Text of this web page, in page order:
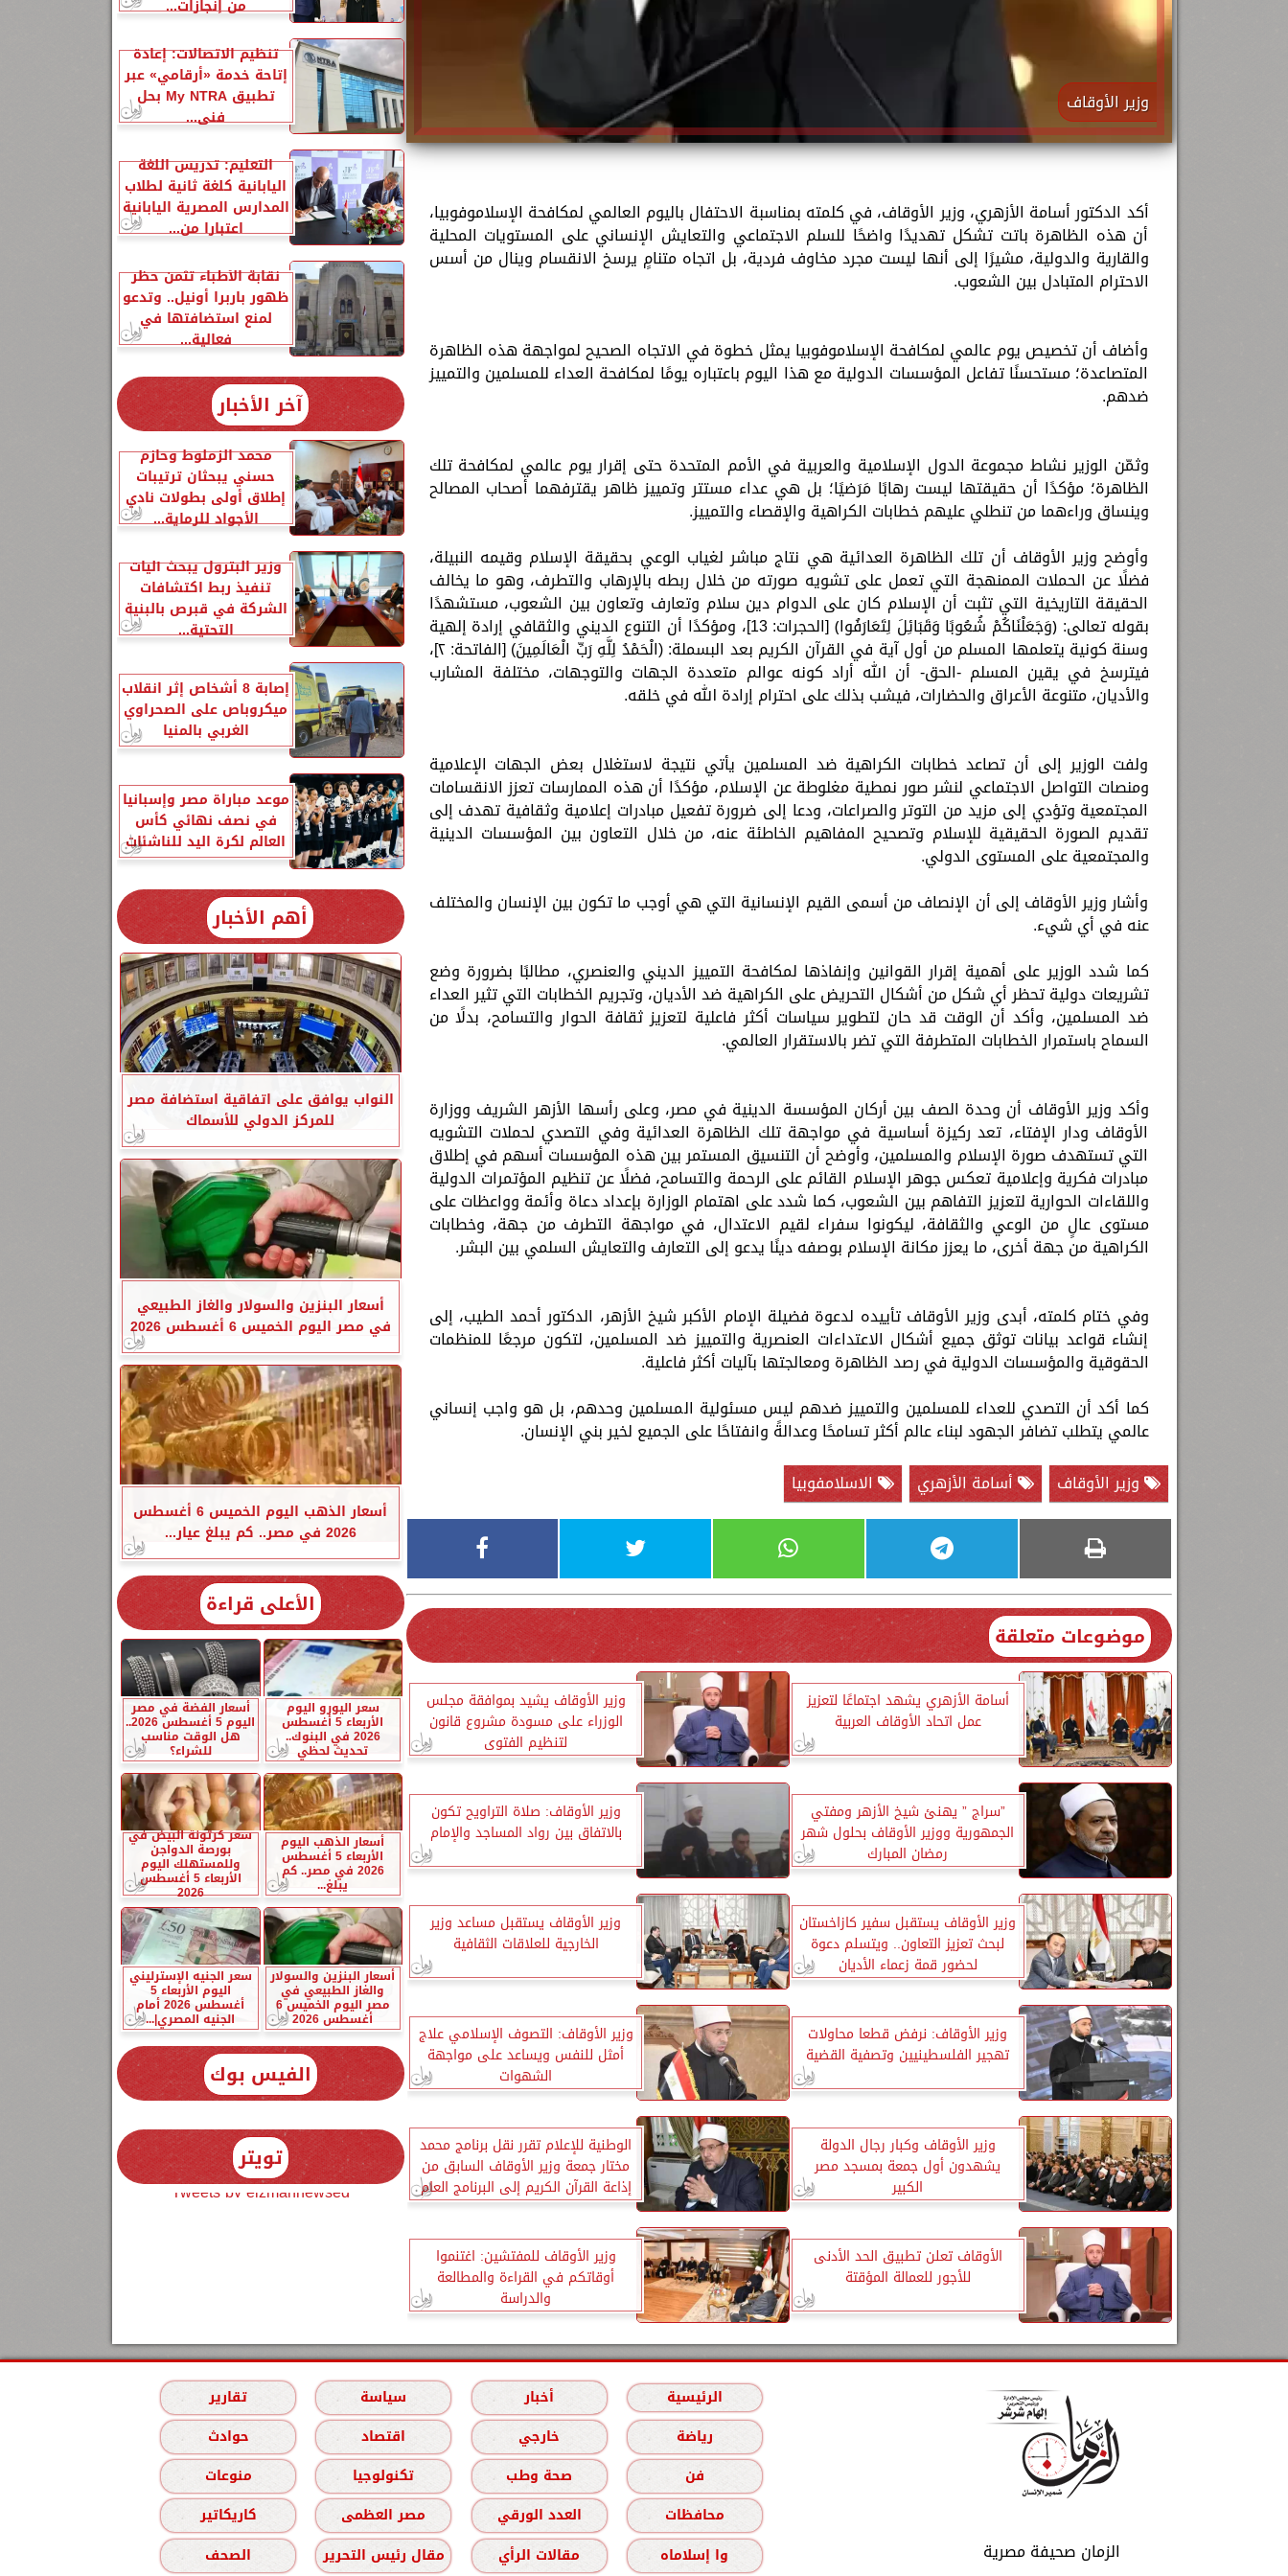
وزير الأوقاف
أكد الدكتور أسامة الأزهري، وزير الأوقاف، في كلمته بمناسبة الاحتفال باليوم العالمي لمكافحة الإسلاموفوبيا،
أن هذه الظاهرة باتت تشكل تهديدًا واضحًا للسلم الاجتماعي والتعايش الإنساني على المستويات المحلية
والقارية والدولية، مشيرًا إلى أنها ليست مجرد مخاوف فردية، بل اتجاه متنامٍ يرسخ الانقسام وينال من أسس
الاحترام المتبادل بين الشعوب.
وأضاف أن تخصيص يوم عالمي لمكافحة الإسلاموفوبيا يمثل خطوة في الاتجاه الصحيح لمواجهة هذه الظاهرة
المتصاعدة؛ مستحسنًا تفاعل المؤسسات الدولية مع هذا اليوم باعتباره يومًا لمكافحة العداء للمسلمين والتمييز
ضدهم.
وثمّن الوزير نشاط مجموعة الدول الإسلامية والعربية في الأمم المتحدة حتى إقرار يوم عالمي لمكافحة تلك
الظاهرة؛ مؤكدًا أن حقيقتها ليست رهابًا مَرَضيًا؛ بل هي عداء مستتر وتمييز ظاهر يقترفهما أصحاب المصالح
وينساق وراءهما من تنطلي عليهم خطابات الكراهية والإقصاء والتمييز.
وأوضح وزير الأوقاف أن تلك الظاهرة العدائية هي نتاج مباشر لغياب الوعي بحقيقة الإسلام وقيمه النبيلة،
فضلًا عن الحملات الممنهجة التي تعمل على تشويه صورته من خلال ربطه بالإرهاب والتطرف، وهو ما يخالف
الحقيقة التاريخية التي تثبت أن الإسلام كان على الدوام دين سلام وتعارف وتعاون بين الشعوب، مستشهدًا
بقوله تعالى: ﴿وَجَعَلْنَاكُمْ شُعُوبًا وَقَبَائِلَ لِتَعَارَفُوا﴾ [الحجرات: 13]، ومؤكدًا أن التنوع الديني والثقافي إرادة إلهية
وسنة كونية يتعلمها المسلم من أول آية في القرآن الكريم بعد البسملة: (الْحَمْدُ لِلَّهِ رَبِّ الْعَالَمِينَ) [الفاتحة: ٢]،
فيترسخ في يقين المسلم -الحق- أن الله أراد كونه عوالم متعددة الجهات والتوجهات، مختلفة المشارب
والأديان، متنوعة الأعراق والحضارات، فيشب بذلك على احترام إرادة الله في خلقه.
ولفت الوزير إلى أن تصاعد خطابات الكراهية ضد المسلمين يأتي نتيجة لاستغلال بعض الجهات الإعلامية
ومنصات التواصل الاجتماعي لنشر صور نمطية مغلوطة عن الإسلام، مؤكدًا أن هذه الممارسات تعزز الانقسامات
المجتمعية وتؤدي إلى مزيد من التوتر والصراعات، ودعا إلى ضرورة تفعيل مبادرات إعلامية وثقافية تهدف إلى
تقديم الصورة الحقيقية للإسلام وتصحيح المفاهيم الخاطئة عنه، من خلال التعاون بين المؤسسات الدينية
والمجتمعية على المستوى الدولي.
وأشار وزير الأوقاف إلى أن الإنصاف من أسمى القيم الإنسانية التي هي أوجب ما تكون بين الإنسان والمختلف
عنه في أي شيء.
كما شدد الوزير على أهمية إقرار القوانين وإنفاذها لمكافحة التمييز الديني والعنصري، مطالبًا بضرورة وضع
تشريعات دولية تحظر أي شكل من أشكال التحريض على الكراهية ضد الأديان، وتجريم الخطابات التي تثير العداء
ضد المسلمين، وأكد أن الوقت قد حان لتطوير سياسات أكثر فاعلية لتعزيز ثقافة الحوار والتسامح، بدلًا من
السماح باستمرار الخطابات المتطرفة التي تضر بالاستقرار العالمي.
وأكد وزير الأوقاف أن وحدة الصف بين أركان المؤسسة الدينية في مصر، وعلى رأسها الأزهر الشريف ووزارة
الأوقاف ودار الإفتاء، تعد ركيزة أساسية في مواجهة تلك الظاهرة العدائية وفي التصدي لحملات التشويه
التي تستهدف صورة الإسلام والمسلمين، وأوضح أن التنسيق المستمر بين هذه المؤسسات أسهم في إطلاق
مبادرات فكرية وإعلامية تعكس جوهر الإسلام القائم على الرحمة والتسامح، فضلًا عن تنظيم المؤتمرات الدولية
واللقاءات الحوارية لتعزيز التفاهم بين الشعوب، كما شدد على اهتمام الوزارة بإعداد دعاة وأئمة وواعظات على
مستوى عالٍ من الوعي والثقافة، ليكونوا سفراء لقيم الاعتدال، في مواجهة التطرف من جهة، وخطابات
الكراهية من جهة أخرى، ما يعزز مكانة الإسلام بوصفه دينًا يدعو إلى التعارف والتعايش السلمي بين البشر.
وفي ختام كلمته، أبدى وزير الأوقاف تأييده لدعوة فضيلة الإمام الأكبر شيخ الأزهر، الدكتور أحمد الطيب، إلى
إنشاء قواعد بيانات توثق جميع أشكال الاعتداءات العنصرية والتمييز ضد المسلمين، لتكون مرجعًا للمنظمات
الحقوقية والمؤسسات الدولية في رصد الظاهرة ومعالجتها بآليات أكثر فاعلية.
كما أكد أن التصدي للعداء للمسلمين والتمييز ضدهم ليس مسئولية المسلمين وحدهم، بل هو واجب إنساني
عالمي يتطلب تضافر الجهود لبناء عالم أكثر تسامحًا وعدالةً وانفتاحًا على الجميع لخير بني الإنسان.
وزير الأوقاف
أسامة الأزهري الاسلامفوبيا
موضوعات متعلقة
أسامة الأزهري يشهد اجتماعًا لتعزيز
عمل اتحاد الأوقاف العربية
وزير الأوقاف يشيد بموافقة مجلس
الوزراء على مسودة مشروع قانون
لتنظيم الفتوى
”سراج ” يهنئ شيخ الأزهر ومفتي
الجمهورية ووزير الأوقاف بحلول شهر
رمضان المبارك
وزير الأوقاف: صلاة التراويح تكون
بالاتفاق بين رواد المساجد والإمام
وزير الأوقاف يستقبل سفير كازاخستان
لبحث تعزيز التعاون.. ويتسلم دعوة
لحضور قمة زعماء الأديان
وزير الأوقاف يستقبل مساعد وزير
الخارجية للعلاقات الثقافية
وزير الأوقاف: نرفض قطعا محاولات
تهجير الفلسطينيين وتصفية القضية
وزير الأوقاف: التصوف الإسلامي علاج
أمثل للنفس ويساعد على مواجهة
الشهوات
وزير الأوقاف وكبار رجال الدولة
يشهدون أول جمعة بمسجد مصر
الكبير
الوطنية للإعلام تقرر نقل برنامج محمد
مختار جمعة وزير الأوقاف السابق من
إذاعة القرآن الكريم إلى البرنامج العام
الأوقاف تعلن تطبيق الحد الأدنى
للأجور للعمالة المؤقتة
وزير الأوقاف للمفتشين: اغتنموا
أوقاتكم في القراءة والمطالعة
والدراسة
من إنجازات...
تنظيم الاتصالات: إعادة
إتاحة خدمة «أرقامي» عبر
تطبيق My NTRA بحل
فني...
التعليم: تدريس اللغة
اليابانية كلغة ثانية لطلاب
المدارس المصرية اليابانية
اعتبارا من...
نقابة الأطباء تثمن حظر
ظهور باربرا أونيل.. وتدعو
لمنع استضافتها في
فعالية...
آخر الأخبار
محمد الزملوط وحازم
حسني يبحثان ترتيبات
إطلاق أولى بطولات نادي
الأجواد للرماية...
وزير البترول يبحث آليات
تنفيذ ربط اكتشافات
الشركة في قبرص بالبنية
التحتية...
إصابة 8 أشخاص إثر انقلاب
ميكروباص على الصحراوي
الغربي بالمنيا
موعد مباراة مصر وإسبانيا
في نصف نهائي كأس
العالم لكرة اليد للناشئات
أهم الأخبار
النواب يوافق على اتفاقية استضافة مصر
للمركز الدولي للأسماك
أسعار البنزين والسولار والغاز الطبيعي
في مصر اليوم الخميس 6 أغسطس 2026
أسعار الذهب اليوم الخميس 6 أغسطس
2026 في مصر.. كم يبلغ عيار...
الأعلى قراءة
سعر اليورو اليوم
الأربعاء 5 أغسطس
2026 في البنوك..
تحديث لحظي
أسعار الفضة في مصر
اليوم 5 أغسطس 2026..
هل الوقت مناسب
للشراء؟
أسعار الذهب اليوم
الأربعاء 5 أغسطس
2026 في مصر.. كم
يبلغ...
سعر كرتونة البيض في
بورصة الدواجن
وللمستهلك اليوم
الأربعاء 5 أغسطس
2026
أسعار البنزين والسولار
والغاز الطبيعي في
مصر اليوم الخميس 6
أغسطس 2026
سعر الجنيه الإسترليني
اليوم الأربعاء 5
أغسطس 2026 أمام
الجنيه المصري|...
الفيس بوك
تويتر
Tweets by elzmannewseg
الزمان صحيفة مصرية
الرئيسية أخبار سياسة
تقارير
رياضة
خارجي اقتصاد
حوادث
فن
صحة وطب تكنولوجيا
منوعات
محافظات
العدد الورقي مصر العظمى
كاريكاتير
وا إسلاماه
مقالات الرأي مقال رئيس التحرير الصحف